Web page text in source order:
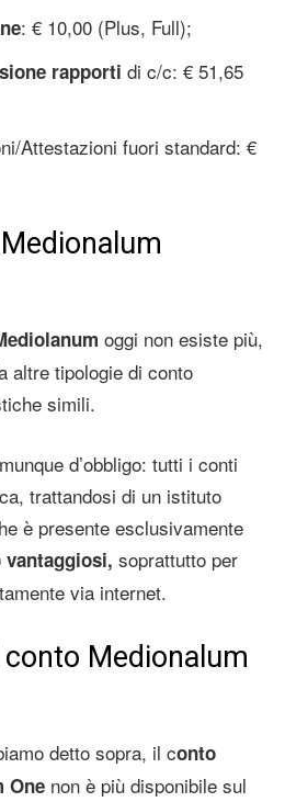
: € 10,00 (Plus, Full);
rapporti di c/c: € 51,65
Attestazioni fuori standard: €
oggi non esiste più,
altre tipologie di conto
simili.
d’obbligo: tutti i conti
trattandosi di un istituto
è presente esclusivamente
vantaggiosi, soprattutto per
via internet.
Medionalum
detto sopra, il conto
One non è più disponibile sul